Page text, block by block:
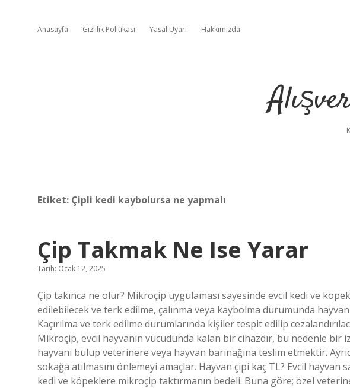
Anasayfa Gizlilik Politikası Yasal Uyarı Hakkımızda
Etiket: Çipli kedi kaybolursa ne yapmalı
Çip Takmak Ne Ise Yarar
Tarih: Ocak 12, 2025
Çip takınca ne olur? Mikroçip uygulaması sayesinde evcil kedi ve
edilebilecek ve terk edilme, çalınma veya kaybolma durumunda
Kaçırılma ve terk edilme durumlarında kişiler tespit edilip
Mikroçip, evcil hayvanın vücudunda kalan bir cihazdır, bu nedenle bir
hayvanı bulup veterinere veya hayvan barınağına teslim etmektir.
sokağa atılmasını önlemeyi amaçlar. Hayvan çipi kaç TL? Evcil
kedi ve köpeklere mikroçip taktırmanın bedeli. Buna göre; özel